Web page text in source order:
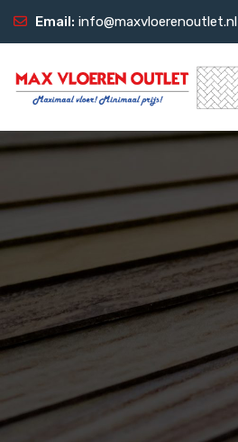
Email: info@maxvloerenoutlet.nl